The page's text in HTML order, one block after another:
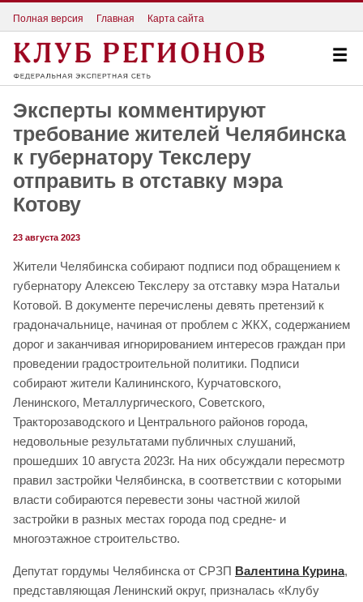
Полная версия Главная Карта сайта
Эксперты комментируют
требование жителей Челябинска
к губернатору Текслеру
отправить в отставку мэра
Котову
23 августа 2023
Жители Челябинска собирают подписи под обращением к
губернатору Алексею Текслеру за отставку мэра Натальи
Котовой. В документе перечислены девять претензий к
градоначальнице, начиная от проблем с ЖКХ, содержанием
дорог и заканчивая игнорированием интересов граждан при
проведении градостроительной политики. Подписи
собирают жители Калининского, Курчатовского,
Ленинского, Металлургического, Советского,
Тракторозаводского и Центрального районов города,
недовольные результатами публичных слушаний,
прошедших 10 августа 2023г. На них обсуждали пересмотр
правил застройки Челябинска, в соответствии с которыми
власти собираются перевести зоны частной жилой
застройки в разных местах города под средне- и
многоэтажное строительство.
Депутат гордумы Челябинска от СРЗП Валентина Курина,
представляющая Ленинский округ, призналась «Клубу